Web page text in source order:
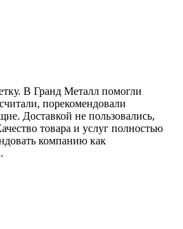
В Гранд Металл помогли
порекомендовали
Доставкой не пользовались,
товара и услуг полностью
компанию как